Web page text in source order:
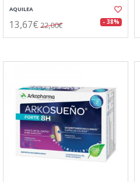
AQUILEA
13,67€ 22,00€ - 38%